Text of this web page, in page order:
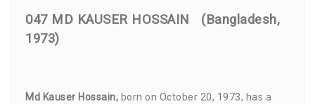
047 MD KAUSER HOSSAIN (Bangladesh,
1973)
Md Kauser Hossain, born on October 20, 1973, has a